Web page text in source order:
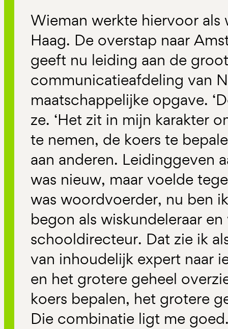
Wieman werkte hiervoor
Haag. De overstap naar
geeft nu leiding aan de
communicatieafdeling van
maatschappelijke opgave.
ze. ‘Het zit in mijn karakter
te nemen, de koers te
aan anderen. Leidinggeven
was nieuw, maar voelde
was woordvoerder, nu ben
begon als wiskundeleraar
schooldirecteur. Dat zie ik
van inhoudelijk expert naar
en het grotere geheel
koers bepalen, het grotere
Die combinatie ligt me